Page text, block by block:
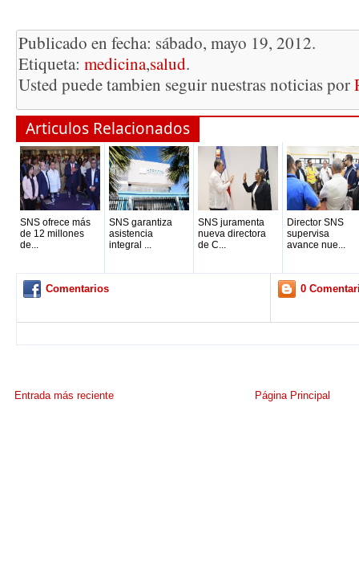
Publicado en fecha: sábado, mayo 19, 2012.
Etiqueta: medicina,salud.
Usted puede tambien seguir nuestras noticias por
Articulos Relacionados
SNS ofrece más
de 12 millones
de...
SNS garantiza
asistencia
integral ...
SNS juramenta
nueva directora
de C...
Director SNS
supervisa
avance nue...
Comentarios 0
Entrada más reciente Página Principal